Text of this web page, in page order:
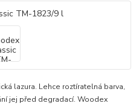
lazura. Lehce roztíratelná barva,
jej před degradací. Woodex